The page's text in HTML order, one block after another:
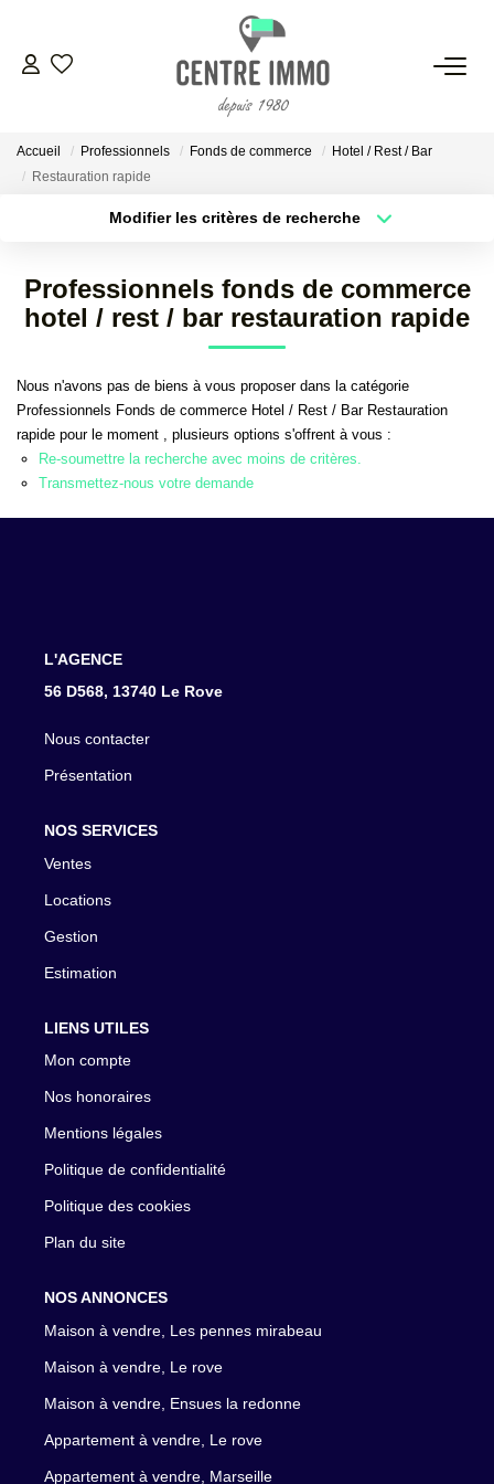
VENTES
ESTIMATION
NOS BIENS VENDUS
NOS AGENCES
Accueil Professionnels Fonds de commerce
Hotel / Rest / Bar
Restauration rapide
Modifier les critères de recherche
Surface min Budget max
Professionnels fonds de commerce
hotel / rest / bar restauration rapide
Nous n'avons pas de biens à vous proposer dans la catégorie
Professionnels Fonds de commerce Hotel / Rest / Bar Restauration
rapide pour le moment , plusieurs options s'offrent à vous :
Re-soumettre la recherche avec moins de critères.
Transmettez-nous votre demande
L'AGENCE
56 D568, 13740 Le Rove
Nous contacter
Présentation
NOS SERVICES
Ventes
Locations
Gestion
Estimation
LIENS UTILES
Mon compte
Nos honoraires
Mentions légales
Politique de confidentialité
Politique des cookies
Plan du site
NOS ANNONCES
Maison à vendre, Les pennes mirabeau
Maison à vendre, Le rove
Maison à vendre, Ensues la redonne
Appartement à vendre, Le rove
Appartement à vendre, Marseille